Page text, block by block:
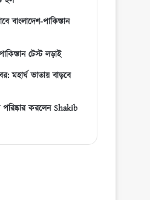
বাংলাদেশ-পাকিস্তান
টেস্ট লড়াই
মহার্ঘ ভাতায় বাড়বে
পরিষ্কার করলেন Shakib